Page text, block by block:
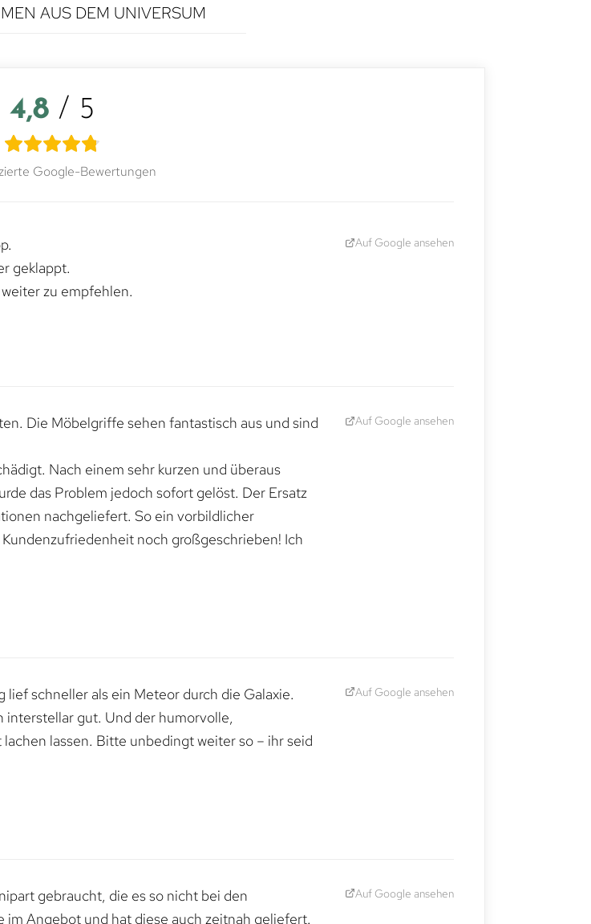
AUS DEM UNIVERSUM
4,8 / 5
Google-Bewertungen
geklappt.
zu empfehlen.
Auf Google ansehen
Die Möbelgriffe sehen fantastisch aus und sind
Nach einem sehr kurzen und überaus
das Problem jedoch sofort gelöst. Der Ersatz
nachgeliefert. So ein vorbildlicher
noch großgeschrieben! Ich
Auf Google ansehen
schneller als ein Meteor durch die Galaxie.
gut. Und der humorvolle,
lassen. Bitte unbedingt weiter so – ihr seid
Auf Google ansehen
gebraucht, die es so nicht bei den
Angebot und hat diese auch zeitnah geliefert.
Auf Google ansehen